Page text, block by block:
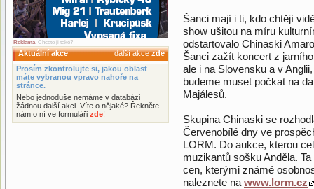
Reklama. Chcete ji také?
Aktuální akce další akcezde
Prosím zkontrolujte si, jakou oblast
máte vybranou vpravo nahoře na
stránce.
Nebo jednoduše nemáme v databázi
žádnou další akci. Víte o nějaké? Řekněte
nám o ní ve formuláři zde!
Šanci mají i ti, kdo chtějí
show ušitou na míru
odstartovalo Chinaski
Šanci zažít koncert z
ale i na Slovensku a v
budeme muset počkat na
Majálesů.
Skupina Chinaski se
Červenobílé dny ve
LORM. Do aukce, kterou
muzikantů sošku Anděla.
cen, kterými známé
naleznete na www.lorm.cz